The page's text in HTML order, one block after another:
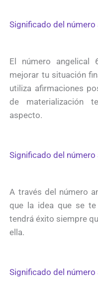
Significado del
El número angelical
mejorar tu situación
utiliza afirmaciones
de materialización
aspecto.
Significado del
A través del número
que la idea que se
tendrá éxito siempre
ella.
Significado del